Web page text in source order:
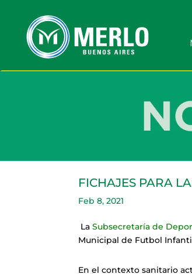
FICHAJES PARA
Feb 8, 2021
La Subsecretaría de
Municipal de Futbol
En el contexto sanitario